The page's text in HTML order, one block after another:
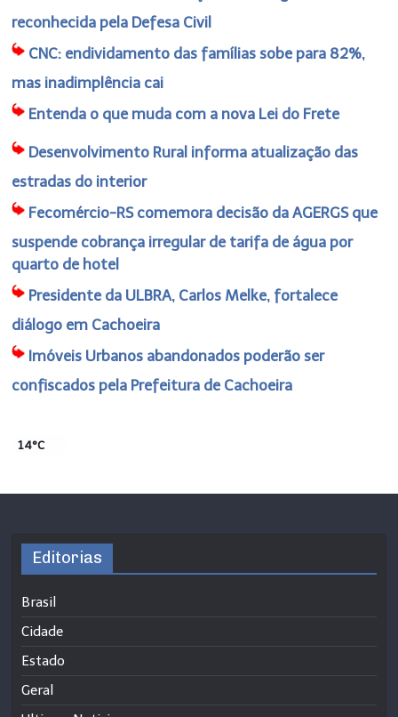
reconhecida pela Defesa Civil
CNC: endividamento das famílias sobe para 82%,
mas inadimplência cai
Entenda o que muda com a nova Lei do Frete
Desenvolvimento Rural informa atualização das
estradas do interior
Fecomércio-RS comemora decisão da AGERGS que
suspende cobrança irregular de tarifa de água por
quarto de hotel
Presidente da ULBRA, Carlos Melke, fortalece
diálogo em Cachoeira
Imóveis Urbanos abandonados poderão ser
confiscados pela Prefeitura de Cachoeira
14°C
Editorias
Brasil
Cidade
Estado
Geral